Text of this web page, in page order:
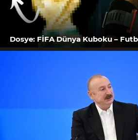
Dosye: FİFA Dünya Kuboku –